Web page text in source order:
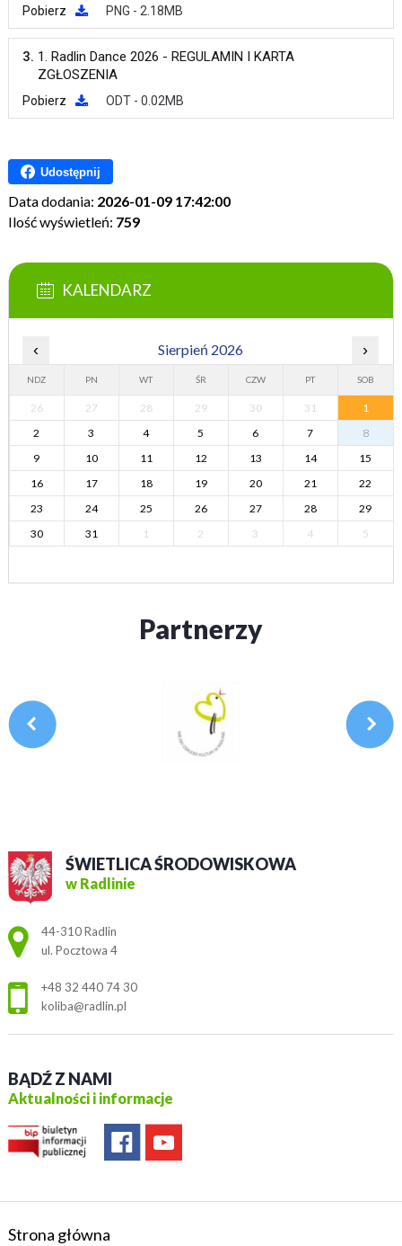
Pobierz PNG - 2.18MB
3. 1. Radlin Dance 2026 - REGULAMIN I KARTA
ZGŁOSZENIA
Pobierz ODT - 0.02MB
Udostępnij
Data dodania: 2026-01-09 17:42:00
Ilość wyświetleń: 759
KALENDARZ
‹ Sierpień 2026 ›
NDZ PN WT ŚR CZW PT SOB
26 27 28 29 30 31
1
2
3 4 5 6 7
8
9
10 11 12 13 14
15
16
17 18 19 20 21
22
23
24 25 26 27 28
29
30
31 1 2 3 4 5
Partnerzy
ŚWIETLICA ŚRODOWISKOWA
w Radlinie
Adres pocztowy:
44-310 Radlin
ul. Pocztowa 4
+48 32 440 74 30
koliba@radlin.pl
BĄDŹ Z NAMI
Aktualności i informacje
Strona główna